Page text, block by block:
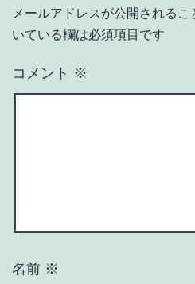
メールアドレスが公開されるこ
いている欄は必須項目です
コメント ※
名前 ※